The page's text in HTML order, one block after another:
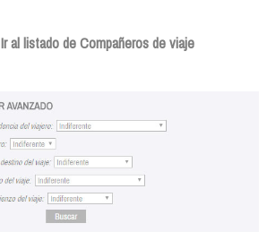
Ir al listado de Compañeros de viaje